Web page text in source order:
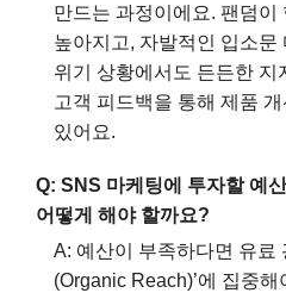
만드는 과정이에요. 팬덤
높아지고, 자발적인 입소문
위기 상황에서도 든든한 지
고객 피드백을 통해 제품
있어요.
Q: SNS 마케팅에 투자할 예
어떻게 해야 할까요?
A: 예산이 부족하다면 유료
(Organic Reach)’에 집중